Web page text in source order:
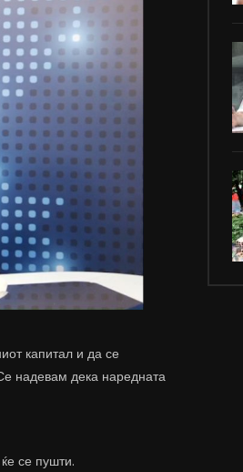
капитал и да се
надевам дека наредната
се пушти.